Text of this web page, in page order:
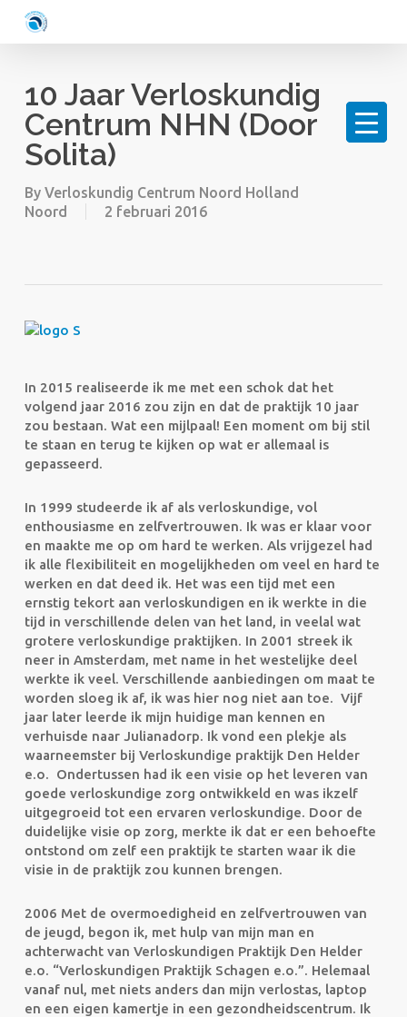
main
10 Jaar Verloskundig
Centrum NHN (door
Solita)
By Verloskundig Centrum Noord Holland
Noord
2 februari 2016
In 2015 realiseerde ik me met een schok dat het
volgend jaar 2016 zou zijn en dat de praktijk 10 jaar
zou bestaan. Wat een mijlpaal! Een moment om bij stil
te staan en terug te kijken op wat er allemaal is
gepasseerd.
In 1999 studeerde ik af als verloskundige, vol
enthousiasme en zelfvertrouwen. Ik was er klaar voor
en maakte me op om hard te werken. Als vrijgezel had
ik alle flexibiliteit en mogelijkheden om veel en hard te
werken en dat deed ik. Het was een tijd met een
ernstig tekort aan verloskundigen en ik werkte in die
tijd in verschillende delen van het land, in veelal wat
grotere verloskundige praktijken. In 2001 streek ik
neer in Amsterdam, met name in het westelijke deel
werkte ik veel. Verschillende aanbiedingen om maat te
worden sloeg ik af, ik was hier nog niet aan toe. Vijf
jaar later leerde ik mijn huidige man kennen en
verhuisde naar Julianadorp. Ik vond een plekje als
waarneemster bij Verloskundige praktijk Den Helder
e.o. Ondertussen had ik een visie op het leveren van
goede verloskundige zorg ontwikkeld en was ikzelf
uitgegroeid tot een ervaren verloskundige. Door de
duidelijke visie op zorg, merkte ik dat er een behoefte
ontstond om zelf een praktijk te starten waar ik die
visie in de praktijk zou kunnen brengen.
2006 Met de overmoedigheid en zelfvertrouwen van
de jeugd, begon ik, met hulp van mijn man en
achterwacht van Verloskundigen Praktijk Den Helder
e.o. “Verloskundigen Praktijk Schagen e.o.”. Helemaal
vanaf nul, met niets anders dan mijn verlostas, laptop
en een eigen kamertje in een gezondheidscentrum. Ik